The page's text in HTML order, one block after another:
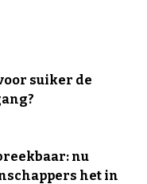
suiker de
nu
het in